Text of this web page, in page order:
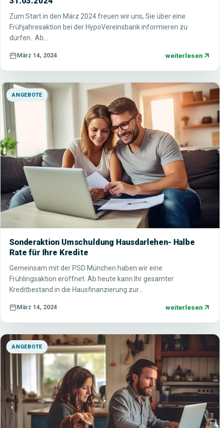
Zum Start in den März 2024 freuen wir uns, Sie über eine
Frühjahresaktion bei der HypoVereinsbank informieren zu
dürfen. Ab…
März 14, 2024 weiterlesen
ANGEBOTE
Sonderaktion Umschuldung Hausdarlehen- Halbe
Rate für Ihre Kredite
Gemeinsam mit der PSD München haben wir eine
Frühlingsaktion eröffnet. Ab heute kann Ihr gesamter
Kreditbestand in die Hausfinanzierung zur…
März 14, 2024 weiterlesen
ANGEBOTE